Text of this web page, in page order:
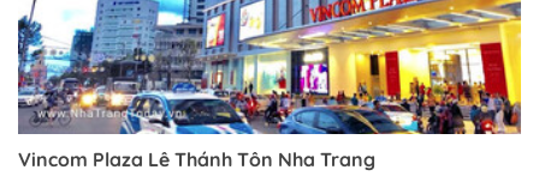
Vincom Plaza Lê Thánh Tôn Nha Trang